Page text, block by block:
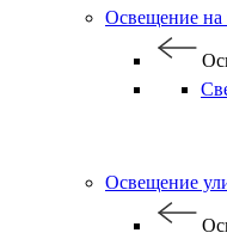
Освещение на
Освещение